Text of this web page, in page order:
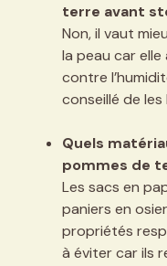
terre avant
Non, il vaut
la peau car
contre
conseillé de
Quels
pommes de
Les sacs en
paniers en
propriétés
à éviter car ils